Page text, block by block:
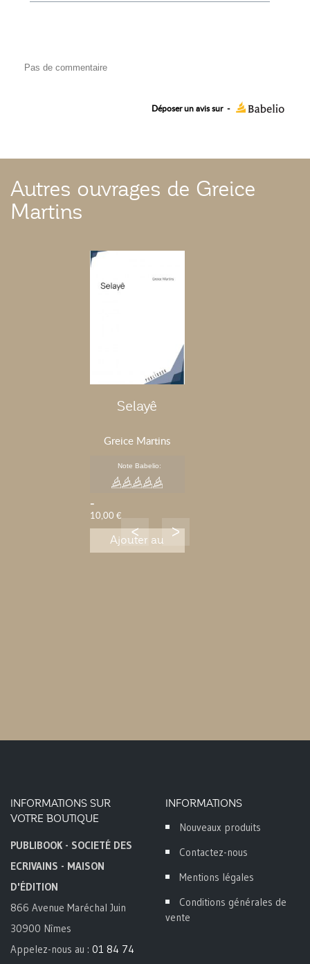
Pas de commentaire
Déposer un avis sur -
Autres ouvrages de Greice
Martins
Selayê
Greice Martins
Note Babelio:
-
10,00 €
Ajouter au
INFORMATIONS SUR
VOTRE BOUTIQUE
PUBLIBOOK - SOCIETÉ DES
ECRIVAINS - MAISON
D'ÉDITION
866 Avenue Maréchal Juin
30900 Nîmes
Appelez-nous au : 01 84 74
INFORMATIONS
Nouveaux produits
Contactez-nous
Mentions légales
Conditions générales de
vente